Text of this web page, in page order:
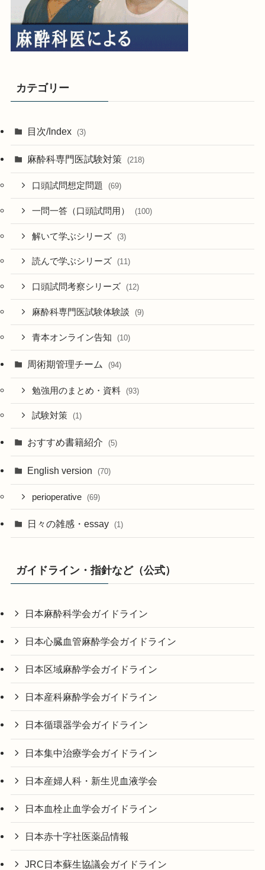
カテゴリー
目次/Index (3)
麻酔科専門医試験対策 (218)
口頭試問想定問題 (69)
一問一答（口頭試問用） (100)
解いて学ぶシリーズ (3)
読んで学ぶシリーズ (11)
口頭試問考察シリーズ (12)
麻酔科専門医試験体験談 (9)
青本オンライン告知 (10)
周術期管理チーム (94)
勉強用のまとめ・資料 (93)
試験対策 (1)
おすすめ書籍紹介 (5)
English version (70)
perioperative (69)
日々の雑感・essay (1)
ガイドライン・指針など（公式）
日本麻酔科学会ガイドライン
日本心臓血管麻酔学会ガイドライン
日本区域麻酔学会ガイドライン
日本産科麻酔学会ガイドライン
日本循環器学会ガイドライン
日本集中治療学会ガイドライン
日本産婦人科・新生児血液学会
日本血栓止血学会ガイドライン
日本赤十字社医薬品情報
JRC日本蘇生協議会ガイドライン